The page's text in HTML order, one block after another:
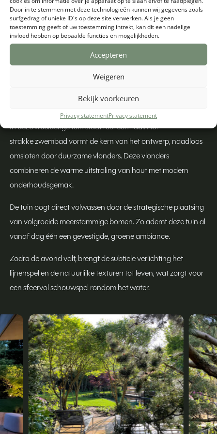
Door in te stemmen met deze technologieën kunnen wij gegevens zoals
surfgedrag of unieke ID's op deze site verwerken. Als je geen
toestemming geeft of uw toestemming intrekt, kan dit een nadelige
invloed hebben op bepaalde functies en mogelijkheden.
Accepteren
Weigeren
Bekijk voorkeuren
Privacy statementPrivacy statement
In deze weelderige tuin staat rust centraal. Het
strakke zwembad vormt de kern van het ontwerp, naadloos
omsloten door duurzame vlonders. Deze vlonders
combineren de warme uitstraling van hout met modern
onderhoudsgemak.
De tuin oogt direct volwassen door de strategische plaatsing
van volgroeide meerstammige bomen. Zo ademt deze tuin al
vanaf dag één een gevestigde, groene ambiance.
Zodra de avond valt, brengt de subtiele verlichting het
lijnenspel en de natuurlijke texturen tot leven, wat zorgt voor
een sfeervol schouwspel rondom het water.
Plaats